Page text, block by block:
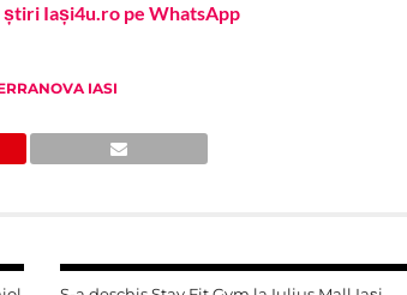
Iași4u.ro pe WhatsApp
IASI